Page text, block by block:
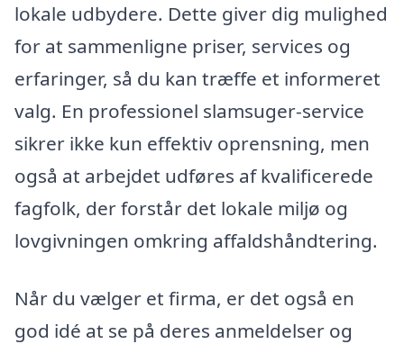
lokale udbydere. Dette giver dig mulighed
for at sammenligne priser, services og
erfaringer, så du kan træffe et informeret
valg. En professionel slamsuger-service
sikrer ikke kun effektiv oprensning, men
også at arbejdet udføres af kvalificerede
fagfolk, der forstår det lokale miljø og
lovgivningen omkring affaldshåndtering.
Når du vælger et firma, er det også en
god idé at se på deres anmeldelser og